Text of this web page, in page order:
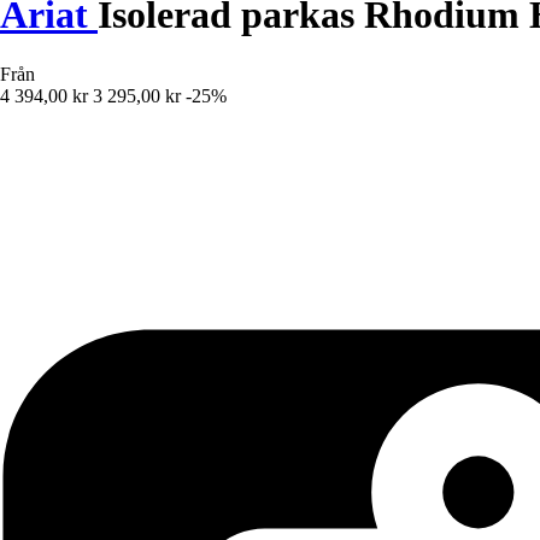
Ariat Isolerad parkas Rhodium
Från
4 394,00 kr 3 295,00 kr -25%